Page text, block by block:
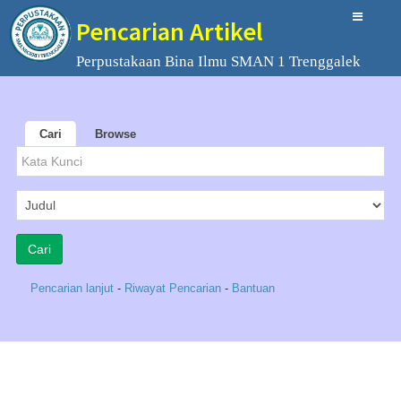
Pencarian Artikel
Perpustakaan Bina Ilmu SMAN 1 Trenggalek
Cari Browse
Pencarian lanjut - Riwayat Pencarian - Bantuan